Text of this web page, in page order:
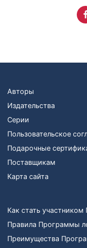
Авторы
Издательства
Серии
Пользовательское
Подарочные
Поставщикам
Карта сайта
Как стать
Правила Программы
Преимущества